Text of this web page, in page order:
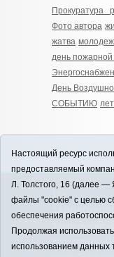
Прокуратура
Фото автора
жатва
день
День
СОБЫТИЮ
12+
Учредитель:
Настоящий ресурс
предоставляемый
Л. Толстого, 16 (далее —
файлы "cookie" с целью
обеспечения
Продолжая
использованием данных